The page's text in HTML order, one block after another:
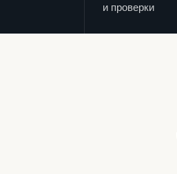
и проверки